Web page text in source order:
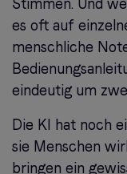
es oft auf
menschliche
eindeutig um
Die KI hat noch
sie Menschen
bringen ein